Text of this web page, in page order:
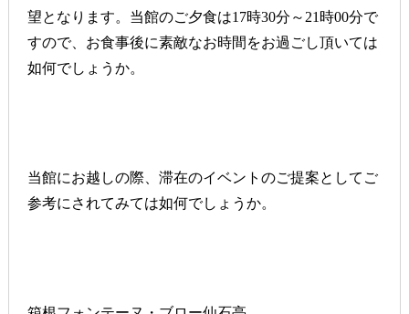
望となります。当館のご夕食は17時30分～21時00分で
すので、お食事後に素敵なお時間をお過ごし頂いては
如何でしょうか。
当館にお越しの際、滞在のイベントのご提案としてご
参考にされてみては如何でしょうか。